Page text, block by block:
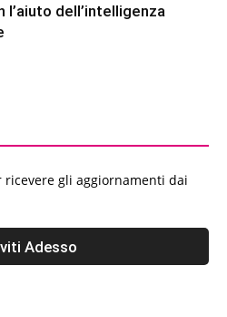
l’aiuto dell’intelligenza
gli aggiornamenti dai